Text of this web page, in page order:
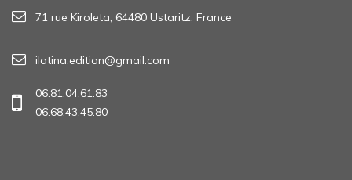
71 rue Kiroleta, 64480 Ustaritz, France
ilatina.edition@gmail.com
06.81.04.61.83
06.68.43.45.80